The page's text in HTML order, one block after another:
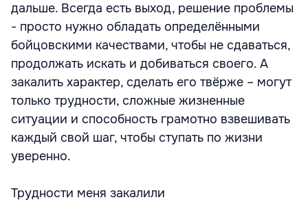
дальше. Всегда есть выход, решение проблемы
- просто нужно обладать определёнными
бойцовскими качествами, чтобы не сдаваться,
продолжать искать и добиваться своего. А
закалить характер, сделать его твёрже – могут
только трудности, сложные жизненные
ситуации и способность грамотно взвешивать
каждый свой шаг, чтобы ступать по жизни
уверенно.
Трудности меня закалили